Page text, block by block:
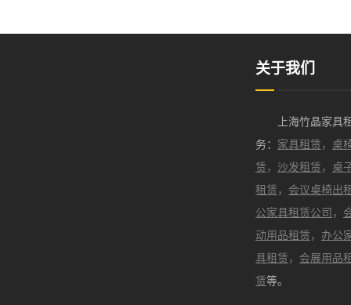
关于我们
上海竹晶家具
务： 家具租赁 ， 桌
赁 ， 沙发租赁 ， 桌
租赁 ， 会议桌椅出
公家具租赁公司 ，
动用品租赁 ， 办公
具租赁 ， 会展用品
赁等。